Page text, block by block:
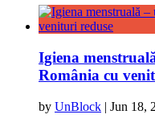
Igiena
România cu
by UnBlock | Jun 18,